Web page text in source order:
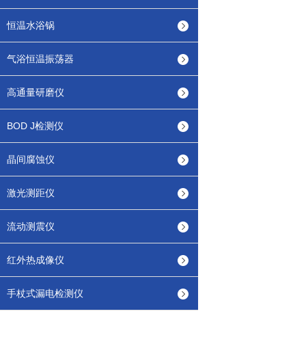
恒温水浴锅
气浴恒温振荡器
高通量研磨仪
BOD J检测仪
晶间腐蚀仪
激光测距仪
流动测震仪
红外热成像仪
手杖式漏电检测仪